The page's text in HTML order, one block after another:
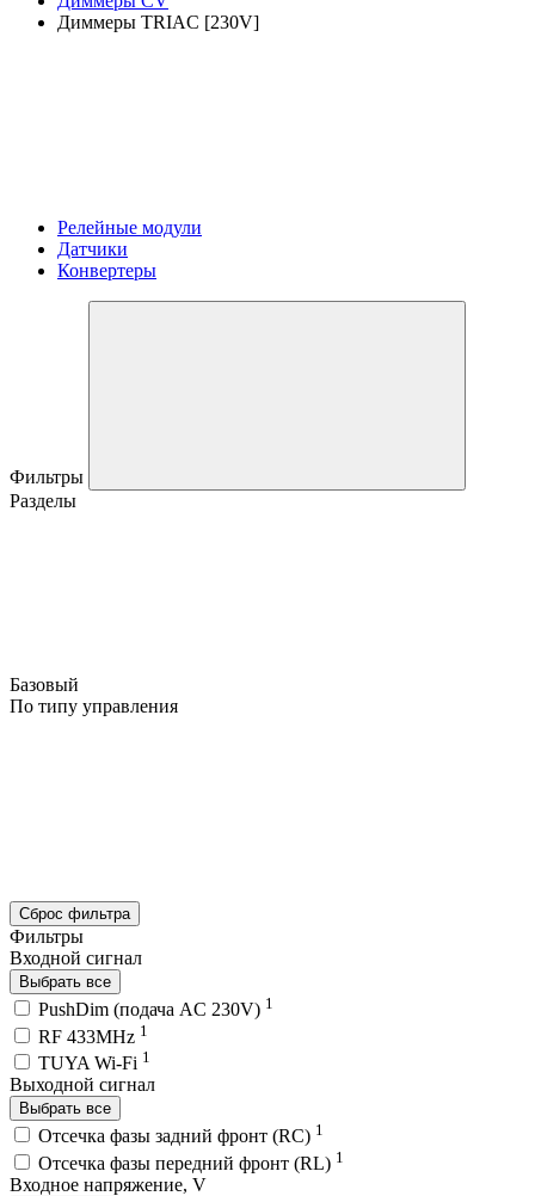
Диммеры TRIAC [230V]
Релейные модули
Датчики
Конвертеры
Фильтры
Разделы
Базовый
По типу управления
Сброс фильтра
Фильтры
Входной сигнал
Выбрать все
PushDim (подача AC 230V) 1
RF 433MHz 1
TUYA Wi-Fi 1
Выходной сигнал
Выбрать все
Отсечка фазы задний фронт (RC) 1
Отсечка фазы передний фронт (RL) 1
Входное напряжение, V